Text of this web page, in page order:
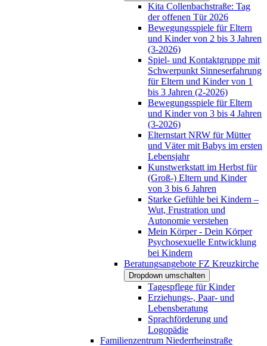
Kita Collenbachstraße: Tag
der offenen Tür 2026
Bewegungsspiele für Eltern
und Kinder von 2 bis 3 Jahren
(3-2026)
Spiel- und Kontaktgruppe mit
Schwerpunkt Sinneserfahrung
für Eltern und Kinder von 1
bis 3 Jahren (2-2026)
Bewegungsspiele für Eltern
und Kinder von 3 bis 4 Jahren
(3-2026)
Elternstart NRW für Mütter
und Väter mit Babys im ersten
Lebensjahr
Kunstwerkstatt im Herbst für
(Groß-) Eltern und Kinder
von 3 bis 6 Jahren
Starke Gefühle bei Kindern –
Wut, Frustration und
Autonomie verstehen
Mein Körper - Dein Körper
Psychosexuelle Entwicklung
bei Kindern
Beratungsangebote FZ Kreuzkirche
Dropdown umschalten
Tagespflege für Kinder
Erziehungs-, Paar- und
Lebensberatung
Sprachförderung und
Logopädie
Familienzentrum Niederrheinstraße